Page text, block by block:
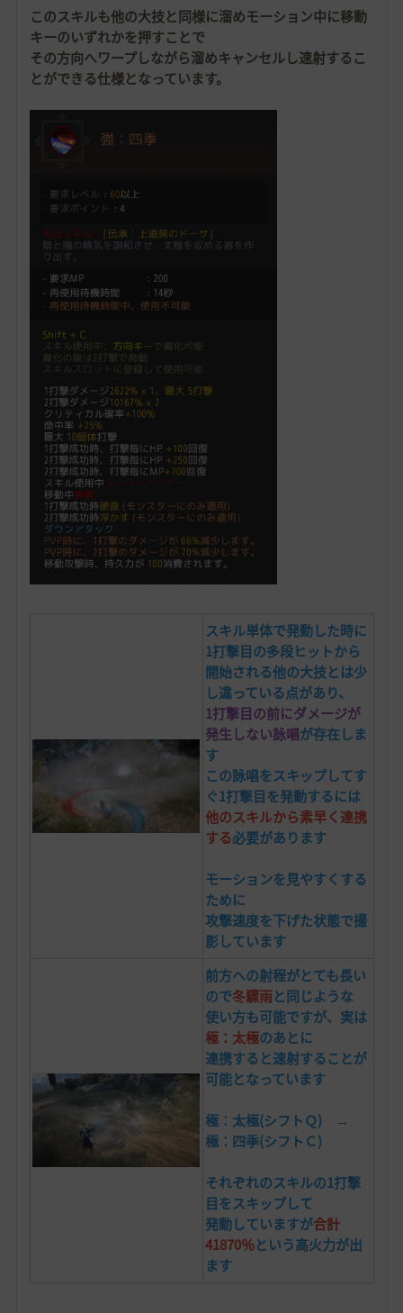
このスキルも他の大技と同様に溜めモーション中に移動
キーのいずれかを押すことで
その方向へワープしながら溜めキャンセルし速射するこ
とができる仕様となっています。
スキル単体で発動した時に
1打撃目の多段ヒットから
開始される他の大技とは少
し違っている点があり、
1打撃目の前にダメージが
発生しない詠唱が存在しま
す
この詠唱をスキップしてす
ぐ1打撃目を発動するには
他のスキルから素早く連携
する必要があります
モーションを見やすくする
ために
攻撃速度を下げた状態で撮
影しています
前方への射程がとても長い
ので冬驟雨と同じような
使い方も可能ですが、実は
極： 太極のあとに
連携すると速射することが
可能となっています
極：太極(シフトＱ) →
極：四季(シフトＣ)
それぞれのスキルの1打撃
目をスキップして
発動していますが合計
41870％という高火力が出
ます